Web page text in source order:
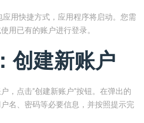
用快捷方式，应用程序将启动。您需
用已有的账户进行登录。
创建新账户
，点击"创建新账户"按钮。在弹出的
名、密码等必要信息，并按照提示完